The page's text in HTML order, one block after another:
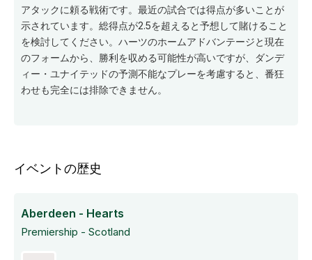
アタックに頼る戦術です。最近の試合では得点が多いことが
示されています。総得点が2.5を超えると予想して賭けること
を検討してください。ハーツのホームアドバンテージと現在
のフォームから、勝利を収める可能性が高いですが、ダンデ
ィー・ユナイテッドの予測不能なプレーを考慮すると、番狂
わせも完全には排除できません。
イベントの歴史
Aberdeen - Hearts
Premiership - Scotland